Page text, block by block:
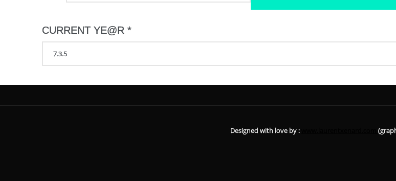
CURRENT YE@R *
Designed with love by :